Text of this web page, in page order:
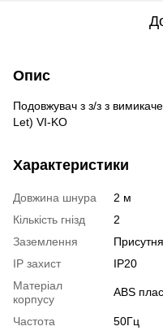
Опис
Подовжувач з з/з з
Let) VI-KO
Характеристики
Довжина шнура
2 м
Кількість гнізд
2
Заземлення
Присутня
IP захист
ІР20
Матеріал
корпусу
ABS
Частота
50Гц